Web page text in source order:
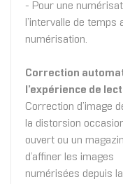
- Pour une
l’intervalle de
numérisation.
Correction
l’expérience de
Correction d’image
la distorsion
ouvert ou un
d’affiner les images
numérisées depuis